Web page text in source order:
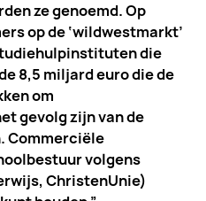
ze genoemd. Op
op de ‘wildwestmarkt’
die
8,5 miljard euro die de
om
gevolg zijn van de
Commerciële
volgens
ChristenUnie)